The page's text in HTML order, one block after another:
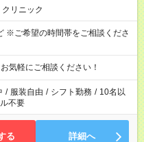
クリニック
※ご希望の時間帯をご相談くださ
軽にご相談ください！
/ 服装自由 / シフト勤務 / 10名以
不要
る 詳細へ